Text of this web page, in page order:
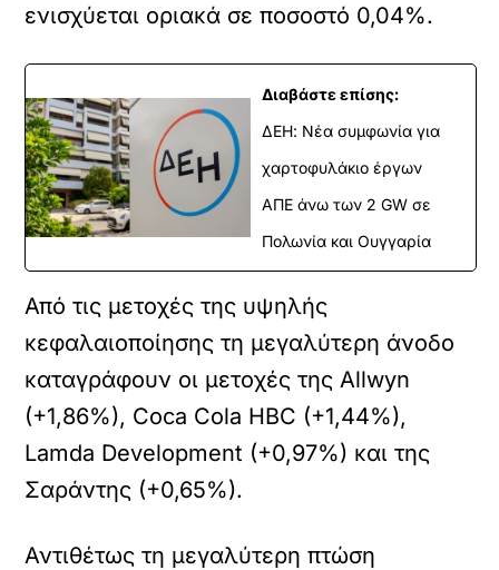
ενισχύεται οριακά σε ποσοστό 0,04%.
Διαβάστε επίσης:
ΔΕΗ: Νέα συμφωνία για
χαρτοφυλάκιο έργων
ΑΠΕ άνω των 2 GW σε
Πολωνία και Ουγγαρία
Από τις μετοχές της υψηλής
κεφαλαιοποίησης τη μεγαλύτερη άνοδο
καταγράφουν οι μετοχές της Allwyn
(+1,86%), Coca Cola HBC (+1,44%),
Lamda Development (+0,97%) και της
Σαράντης (+0,65%).
Αντιθέτως τη μεγαλύτερη πτώση